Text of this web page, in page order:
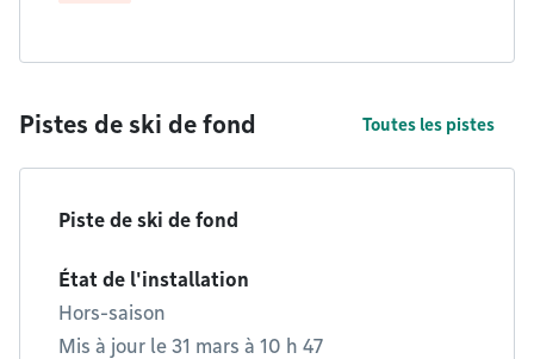
Pistes de ski de fond Toutes les pistes
Piste de ski de fond
État de l'installation
Hors-saison
Mis à jour le 31 mars à 10 h 47